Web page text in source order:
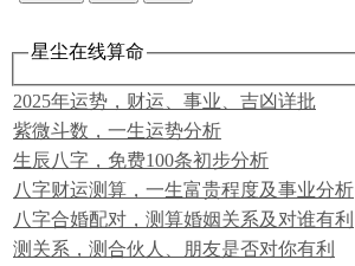
星尘在线算命
2025年运势，财运、事业、吉凶详批
紫微斗数，一生运势分析
生辰八字，免费100条初步分析
八字财运测算，一生富贵程度及事业分析
八字合婚配对，测算婚姻关系及对谁有利
测关系，测合伙人、朋友是否对你有利